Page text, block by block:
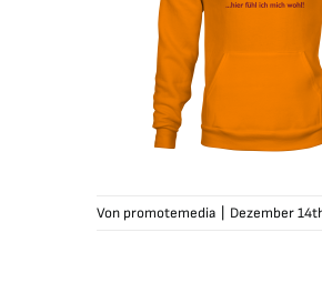
Von promotemedia Dezember